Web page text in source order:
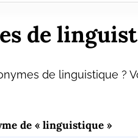
de
de linguistique ?
de « linguistique »